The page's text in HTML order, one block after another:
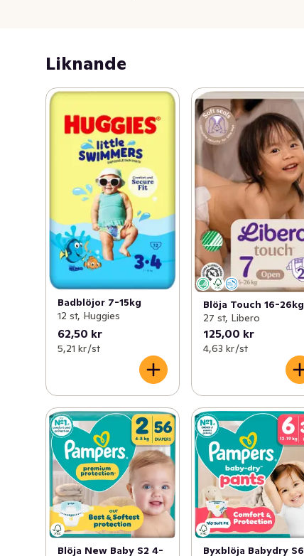
Liknande
Badblöjor 7-15kg
12 st, Huggies
62,50 kr
5,21 kr /st
Blöja Touch 16-26kg
27 st, Libero
125,00 kr
4,63 kr /st
Blöja New Baby S2 4-
Byxblöja Babydry S6